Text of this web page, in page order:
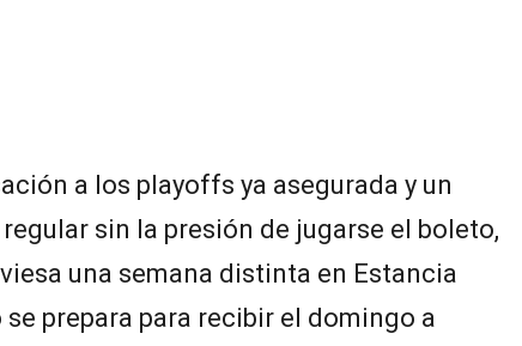
a los playoffs ya asegurada y un
sin la presión de jugarse el boleto,
una semana distinta en Estancia
se prepara para recibir el domingo a